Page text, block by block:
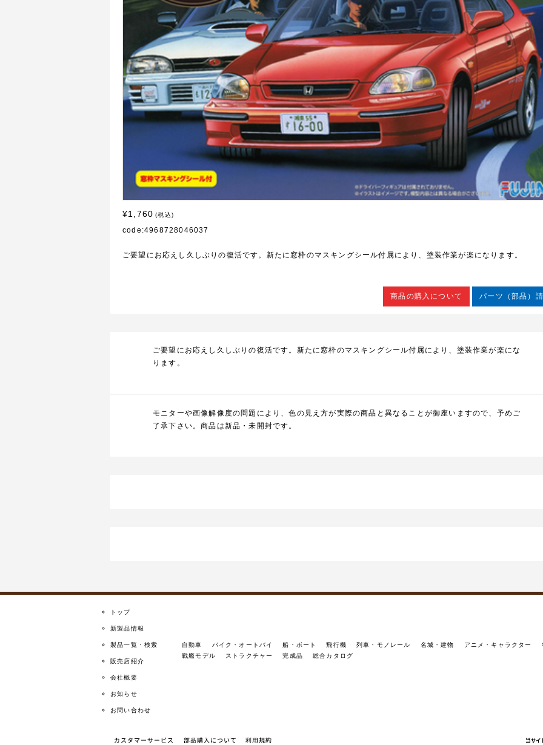
¥1,760 (税込)
code:4968728046037
ご要望にお応えし久しぶりの復活です。新たに窓枠のマスキングシール付属により、塗装作業が楽になります。
商品の購入について パーツ（部品）
ご要望にお応えし久しぶりの復活です。新たに窓枠のマスキングシール付属により、塗装作業が楽にな
ります。
モニターや画像解像度の問題により、色の見え方が実際の商品と異なることが御座いますので、予めご
了承下さい。商品は新品・未開封です。
トップ
新製品情報
製品一覧・検索 自動車 バイク・オートバイ 船・ボート 飛行機 列車・モノレール 名城・建物 アニメ・キャラクター
戦艦モデル
ストラクチャー 完成品
総合カタログ
販売店紹介
会社概要
お知らせ
お問い合わせ